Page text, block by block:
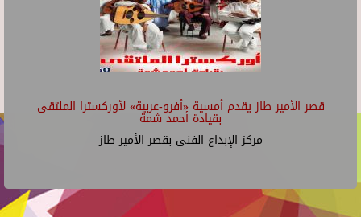
قصر الأمير طاز يقدم أمسية «أفرو-عربية» لأوركسترا الملتقى
بقيادة أحمد شمة
مركز الإبداع الفنى بقصر الأمير طاز